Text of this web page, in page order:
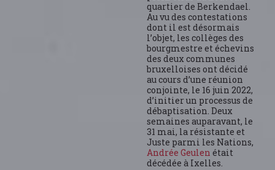
quartier de Berkendael.
Au vu des contestations
dont il est désormais
l’objet, les collèges des
bourgmestre et échevins
des deux communes
bruxelloises ont décidé
au cours d’une réunion
conjointe, le 16 juin 2022,
d’initier un processus de
débaptisation. Deux
semaines auparavant, le
31 mai, la résistante et
Juste parmi les Nations,
Andrée Geulen était
décédée à Ixelles.